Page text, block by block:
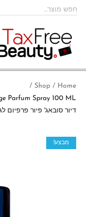
Home
/
Shop
/
דיור סובאג' פיור פרפיום לגבר
מבצע!